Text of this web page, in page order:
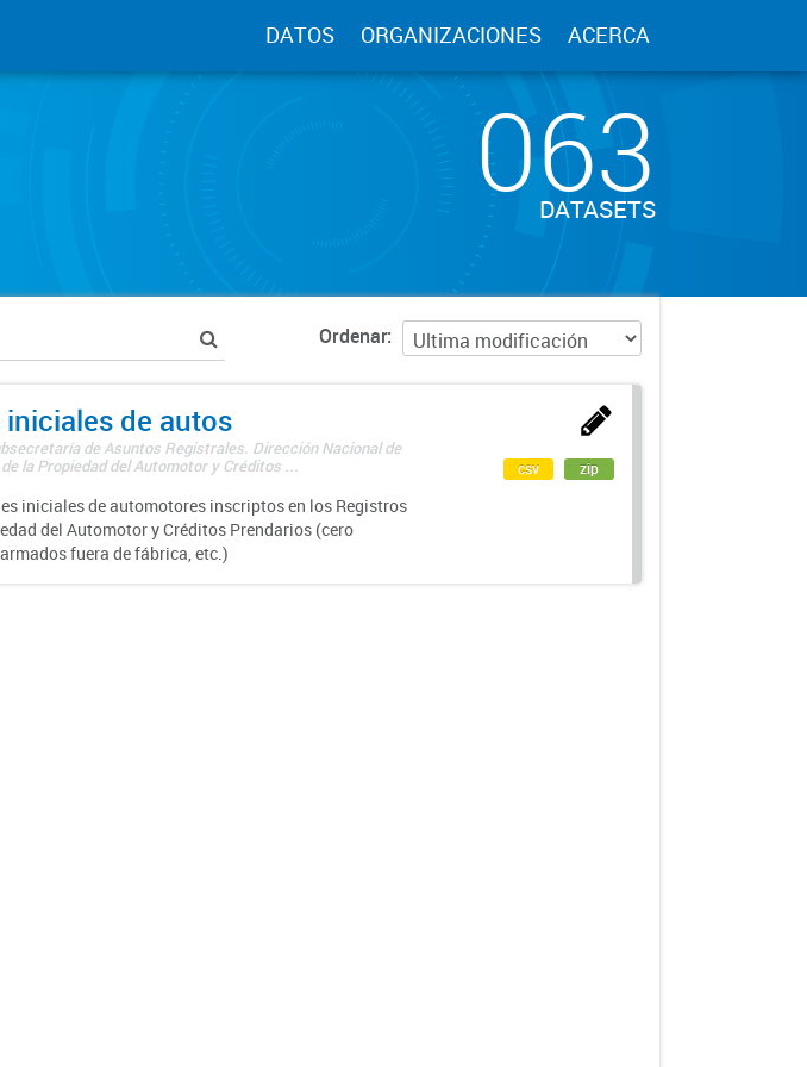
DATOS ORGANIZACIONES ACERCA
063
DATASETS
Ordenar
de autos
de Asuntos Registrales. Dirección Nacional de
la Propiedad del Automotor y Créditos ...
iniciales de automotores inscriptos en los Registros
del Automotor y Créditos Prendarios (cero
fuera de fábrica, etc.)
csv zip